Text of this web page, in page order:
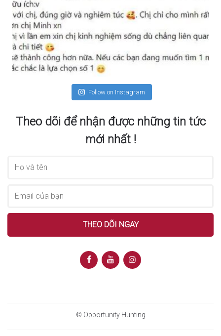
Follow on Instagram
Theo dõi để nhận được những tin tức
mới nhất !
© Opportunity Hunting